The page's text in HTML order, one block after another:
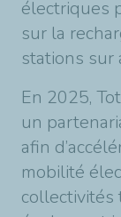
électriques
sur la
stations sur
En 2025,
un
afin
mobilité
collectivités